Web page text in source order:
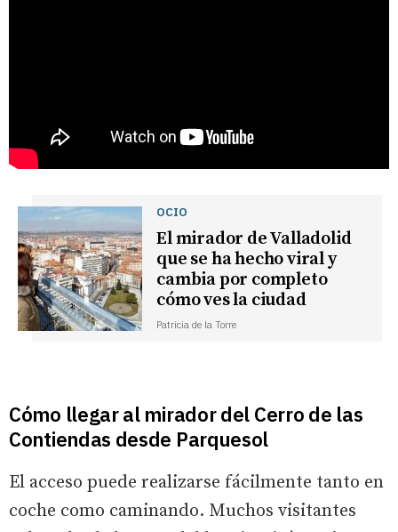
OCIO
El mirador de Valladolid
que se ha hecho viral y
cambia por completo
cómo ves la ciudad
Patricia de la Torre
Cómo llegar al mirador del Cerro de las
Contiendas desde Parquesol
El acceso puede realizarse fácilmente tanto en
coche como caminando. Muchos visitantes